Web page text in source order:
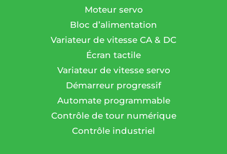
Moteur servo
Bloc d’alimentation
Variateur de vitesse CA & DC
Écran tactile
Variateur de vitesse servo
Démarreur progressif
Automate programmable
Contrôle de tour numérique
Contrôle industriel